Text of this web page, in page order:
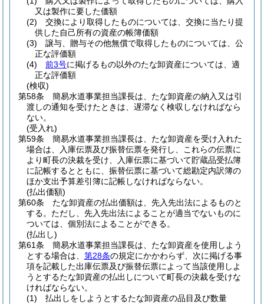
又は製作に要した価額
(2)
交換により取得したものについては、交換に当たり提
供した自己所有の資産の帳簿価額
(3)
譲与、贈与その他無償で取得したものについては、公
正な評価額
(4)
前3号に掲げるもの以外のたな卸資産については、適
正な評価額
(検収)
第58条
簡易水道事業担当課長は、たな卸資産の納入又は引
渡しの通知を受けたときは、遅滞なく検収しなければなら
ない。
(受入れ)
第59条
簡易水道事業担当課長は、たな卸資産を受け入れた
場合は、入庫伝票及び振替伝票を発行し、これらの伝票に
より町長の決裁を受け、入庫伝票に基づいて貯蔵品受払簿
に記帳するとともに、振替伝票に基づいて総勘定内訳簿の
ほか支出予算差引簿に記帳しなければならない。
(払出価額)
第60条
たな卸資産の払出価額は、先入先出法によるものと
する。 ただし、先入先出法によることが適当でないものに
ついては、個別法によることができる。
(払出し)
第61条
簡易水道事業担当課長は、たな卸資産を使用しよう
とする場合は、 第28条の規定にかかわらず、次に掲げる事
項を記載した出庫伝票及び振替伝票によって当該使用しよ
うとするたな卸資産の払出しについて町長の決裁を受けな
ければならない。
(1)
払出しをしようとするたな卸資産の品目及び数量